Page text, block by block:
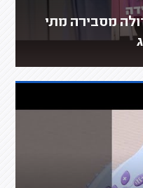
מסבירה מתי